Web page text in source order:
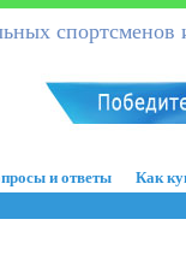
спортсменов
и ответы
Как